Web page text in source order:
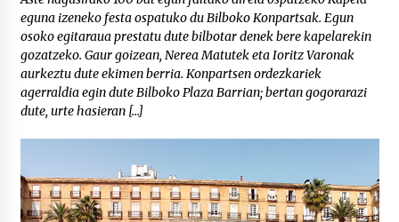
eguna izeneko festa ospatuko du Bilboko Konpartsak. Egun
osoko egitaraua prestatu dute bilbotar denek bere kapelarekin
gozatzeko. Gaur goizean, Nerea Matutek eta Ioritz Varonak
aurkeztu dute ekimen berria. Konpartsen ordezkariek
agerraldia egin dute Bilboko Plaza Barrian; bertan gogorarazi
dute, urte hasieran […]